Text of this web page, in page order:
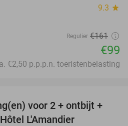
9.3 star
Regulier €161
€99
€2,50 p.p.p.n. toeristenbelasting
32%
voor 2 + ontbijt +
L'Amandier